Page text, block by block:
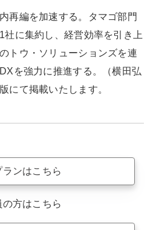
再編を加速する。タマゴ部門
社に集約し、経営効率を引き上
トウ・ソリューションズを連
を強力に推進する。（横田弘
て掲載いたします。
ランはこちら
の方はこちら